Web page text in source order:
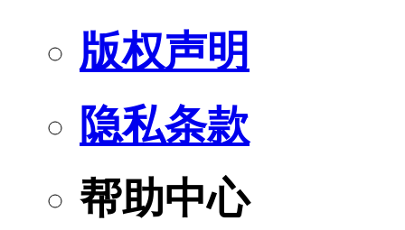
版权声明
隐私条款
帮助中心